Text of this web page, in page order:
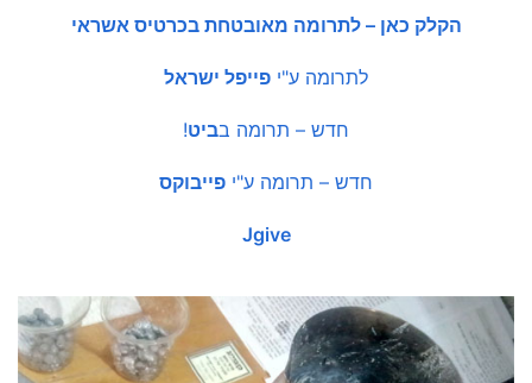
הקלק כאן – לתרומה מאובטחת בכרטיס אשראי
לתרומה ע"י פייפל ישראל
חדש – תרומה בביט!
חדש – תרומה ע"י פייבוקס
Jgive